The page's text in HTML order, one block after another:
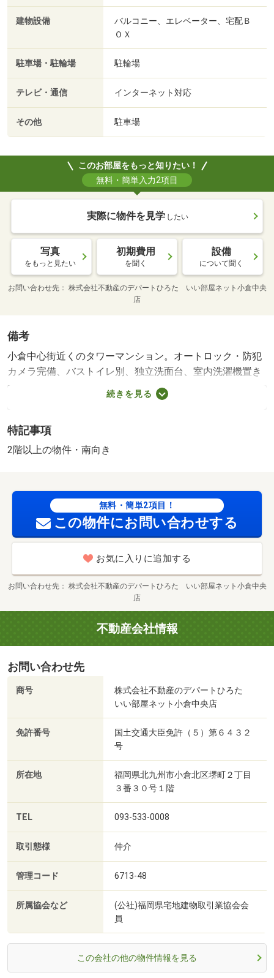
建物設備
バルコニー、エレベーター、宅配Ｂ
ＯＸ
駐車場・駐輪場 駐輪場
テレビ・通信 インターネット対応
その他 駐車場
このお部屋をもっと知りたい！
無料・簡単入力2項目
実際に物件を見学 したい
写真
をもっと見たい
初期費用
を聞く
設備
について聞く
お問い合わせ先
株式会社不動産のデパートひろた いい部屋ネット小倉中央
店
備考
小倉中心街近くのタワーマンション。オートロック・防犯
カメラ完備、バストイレ別、独立洗面台、室内洗濯機置き
場あり。荷物受け取りに便利な宅配ボックス完備、ぜひお
問い合わせください。 駐車場備考：空有 １６，５００
料 35200円
続きを見る
特記事項
2階以上の物件・南向き
無料・簡単2項目！
この物件にお問い合わせする
お気に入りに追加する
お問い合わせ先
株式会社不動産のデパートひろた いい部屋ネット小倉中央
店
不動産会社情報
お問い合わせ先
商号
株式会社不動産のデパートひろた
いい部屋ネット小倉中央店
免許番号
国土交通大臣免許（５）第６４３２
号
所在地
福岡県北九州市小倉北区堺町２丁目
３番３０号１階
TEL 093-533-0008
取引態様 仲介
管理コード 6713-48
所属協会など
(公社)福岡県宅地建物取引業協会会
員
この会社の他の物件情報を見る